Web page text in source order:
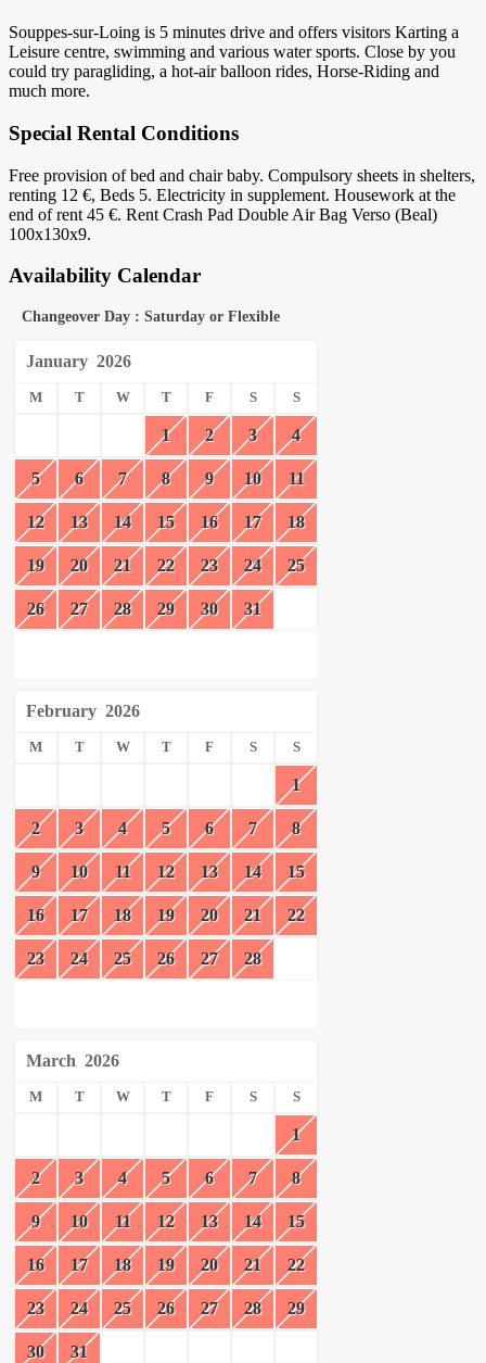
Souppes-sur-Loing is 5 minutes drive and offers visitors Karting a
Leisure centre, swimming and various water sports. Close by you
could try paragliding, a hot-air balloon rides, Horse-Riding and
much more.
Special Rental Conditions
Free provision of bed and chair baby. Compulsory sheets in shelters,
renting 12 €, Beds 5. Electricity in supplement. Housework at the
end of rent 45 €. Rent Crash Pad Double Air Bag Verso (Beal)
100x130x9.
Availability Calendar
Changeover Day : Saturday or Flexible
January 2026
M T W T F S S
1 2 3 4
5 6 7 8 9 10 11
12 13 14 15 16 17 18
19 20 21 22 23 24 25
26 27 28 29 30 31
February 2026
M T W T F S S
1
2 3 4 5 6 7 8
9 10 11 12 13 14 15
16 17 18 19 20 21 22
23 24 25 26 27 28
March 2026
M T W T F S S
1
2 3 4 5 6 7 8
9 10 11 12 13 14 15
16 17 18 19 20 21 22
23 24 25 26 27 28 29
30 31